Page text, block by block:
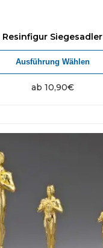
Resinfigur Siegesadler
ab 10,90€
Ausführung Wählen